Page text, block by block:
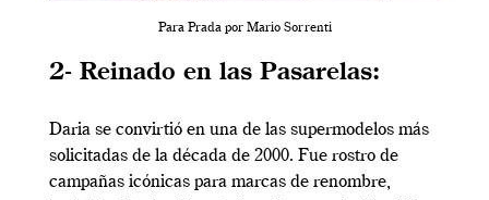
Para Prada por Mario Sorrenti
2- Reinado en las Pasarelas:
Daria se convirtió en una de las supermodelos más
solicitadas de la década de 2000. Fue rostro de
campañas icónicas para marcas de renombre,